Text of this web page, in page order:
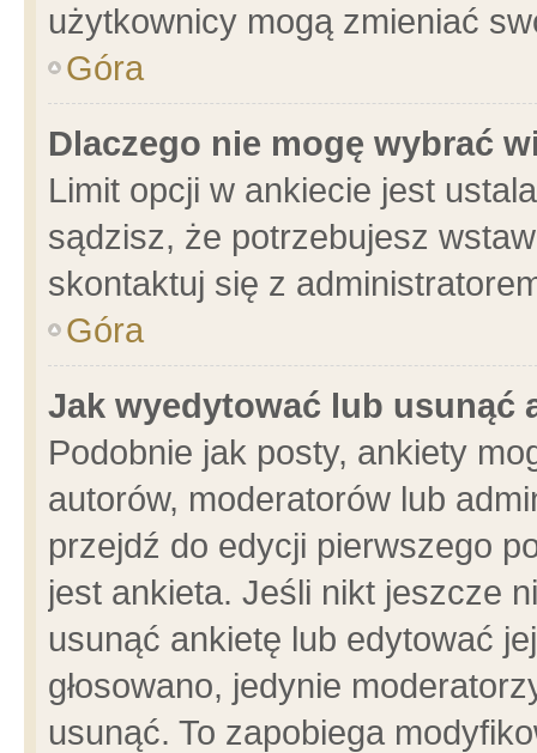
użytkownicy mogą zmieniać
Góra
Dlaczego nie mogę wybrać
Limit opcji w ankiecie jest
sądzisz, że potrzebujesz
skontaktuj się z
Góra
Jak wyedytować lub usunąć
Podobnie jak posty, ankiety
autorów, moderatorów lub
przejdź do edycji pierwszego
jest ankieta. Jeśli nikt jeszcze
usunąć ankietę lub edytować
głosowano, jedynie
usunąć. To zapobiega